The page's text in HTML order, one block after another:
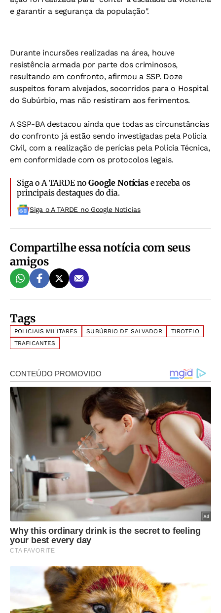
e garantir a segurança da população".
Durante incursões realizadas na área, houve
resistência armada por parte dos criminosos,
resultando em confronto, afirmou a SSP. Doze
suspeitos foram alvejados, socorridos para o Hospital
do Subúrbio, mas não resistiram aos ferimentos.
A SSP-BA destacou ainda que todas as circunstâncias
do confronto já estão sendo investigadas pela Polícia
Civil, com a realização de perícias pela Polícia Técnica,
em conformidade com os protocolos legais.
Siga o A TARDE noGoogle Notíciase receba os
principais destaques do dia.
Siga o A TARDE no Google Noticias
Compartilhe essa notícia com seus
amigos
Tags
POLICIAIS MILITARES SUBÚRBIO DE SALVADOR
TIROTEIO
TRAFICANTES